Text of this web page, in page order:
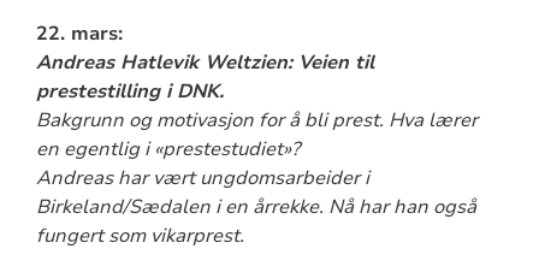
22. mars:
Andreas Hatlevik Weltzien: Veien til
prestestilling i DNK.
Bakgrunn og motivasjon for å bli prest. Hva lærer
en egentlig i «prestestudiet»?
Andreas har vært ungdomsarbeider i
Birkeland/Sædalen i en årrekke. Nå har han også
fungert som vikarprest.